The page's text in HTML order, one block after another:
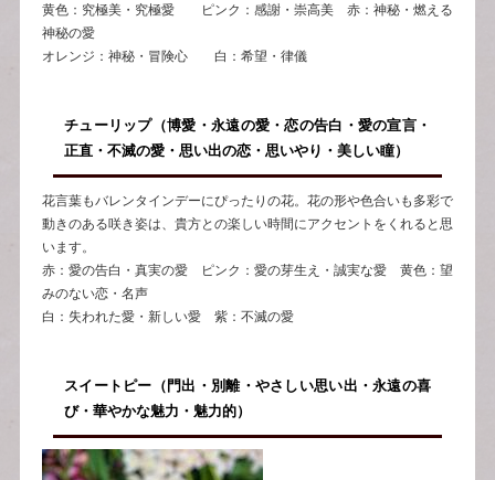
黄色：究極美・究極愛 ピンク：感謝・崇高美 赤：神秘・燃える
神秘の愛
オレンジ：神秘・冒険心 白：希望・律儀
チューリップ（博愛・永遠の愛・恋の告白・愛の宣言・
正直・不滅の愛・思い出の恋・思いやり・美しい瞳）
花言葉もバレンタインデーにぴったりの花。花の形や色合いも多彩で
動きのある咲き姿は、貴方との楽しい時間にアクセントをくれると思
います。
赤：愛の告白・真実の愛 ピンク：愛の芽生え・誠実な愛 黄色：望
みのない恋・名声
白：失われた愛・新しい愛 紫：不滅の愛
スイートピー（門出・別離・やさしい思い出・永遠の喜
び・華やかな魅力・魅力的）